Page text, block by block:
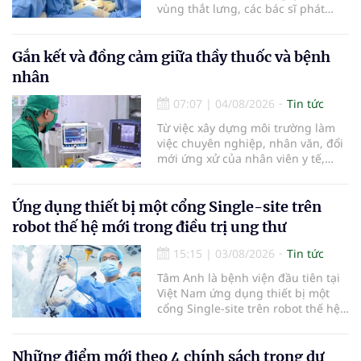
vùng thắt lưng, các bác sĩ phát
biểu mô tế bào thận. Với khối u còn
ở giai đoạn sớm, người bệnh được
bằng phẫu thuật robot thay vì phải
cắt bỏ toàn bộ quả thận như trước
đây.
Gắn kết và đồng cảm giữa thầy thuốc và bệnh
nhân
07:07 | 04/08/2026
Tin tức
Từ việc xây dựng môi trường làm
việc chuyên nghiệp, nhân văn, đổi
mới ứng xử của nhân viên y tế,
đồng cảm, gắn kết cao giữa thầy
thuốc với bệnh nhân.
Ứng dụng thiết bị một cổng Single-site trên
robot thế hệ mới trong điều trị ung thư
15:15 | 03/08/2026
Tin tức
Tâm Anh là bệnh viện đầu tiên tại
Việt Nam ứng dụng thiết bị một
cổng Single-site trên robot thế hệ
Những điểm mới theo 4 chính sách trong dự